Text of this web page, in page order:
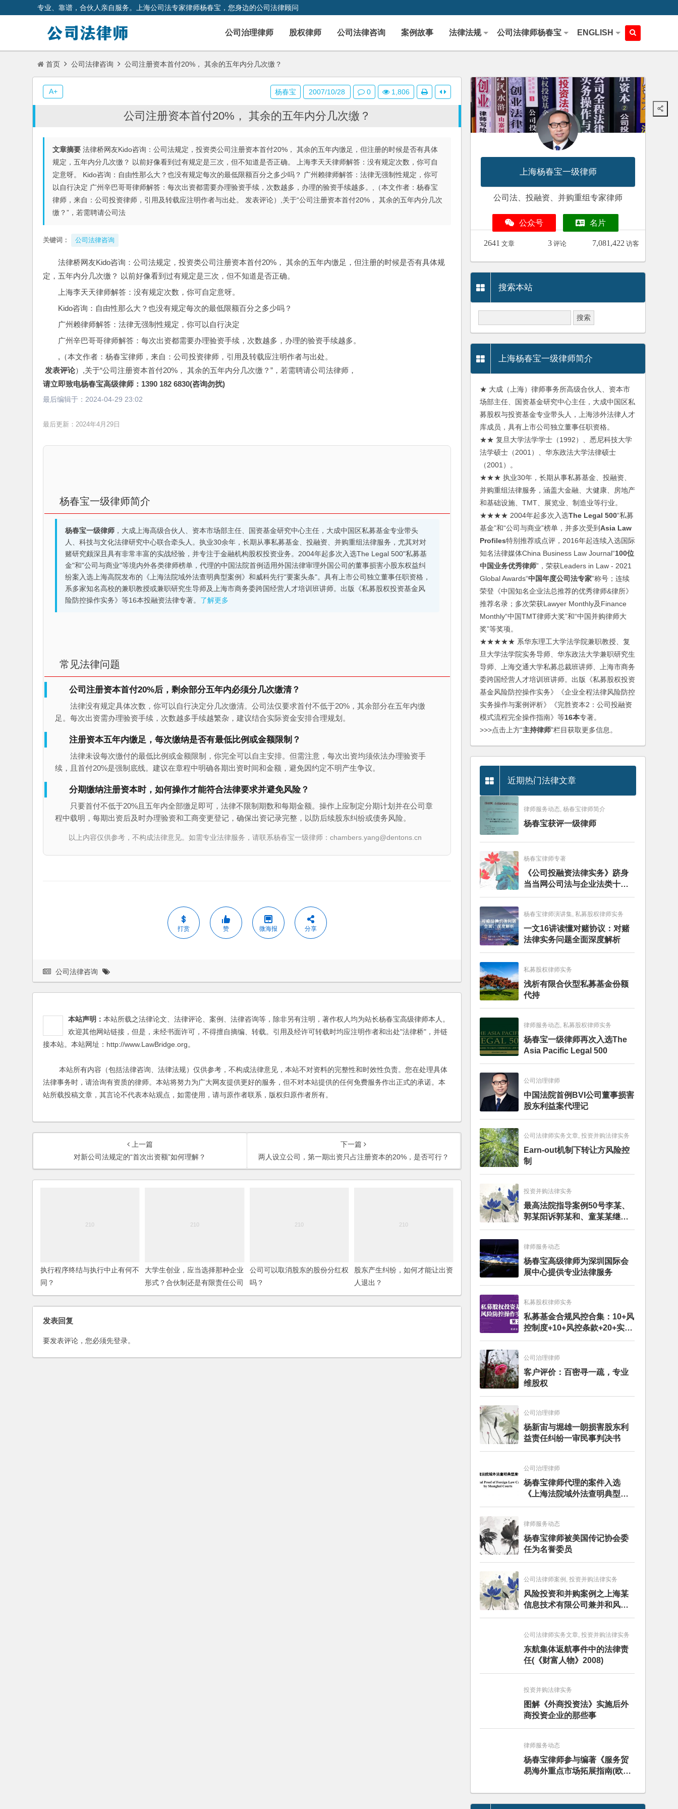
专业、靠谱，合伙人亲自服务。上海公司法专家律师杨春宝，您身边的公司法律顾问
公司治理律师 股权律师 公司法律咨询 案例故事 法律法规 公司法律师杨春宝 ENGLISH
首页 公司法律咨询 公司注册资本首付20%， 其余的五年内分几次缴？
公司注册资本首付20%， 其余的五年内分几次缴？
文章摘要 法律桥网友Kido咨询：公司法规定，投资类公司注册资本首付20%， 其余的五年内缴足，但注册的时候是否有具体
规定，五年内分几次缴？ 以前好像看到过有规定是三次，但不知道是否正确。 上海李天天律师解答：没有规定次数，你可自
定意呀。 Kido咨询：自由性那么大？也没有规定每次的最低限额百分之多少吗？ 广州赖律师解答：法律无强制性规定，你可
以自行决定 广州辛巴哥哥律师解答：每次出资都需要办理验资手续，次数越多，办理的验资手续越多。,（本文作者：杨春宝
律师，来自：公司投资律师，引用及转载应注明作者与出处。 发表评论）,关于“公司注册资本首付20%， 其余的五年内分几次
缴？”，若需聘请公司法
关键词： 公司法律咨询
法律桥网友Kido咨询：公司法规定，投资类公司注册资本首付20%， 其余的五年内缴足，但注册的时候是否有具体规
定，五年内分几次缴？ 以前好像看到过有规定是三次，但不知道是否正确。
上海李天天律师解答：没有规定次数，你可自定意呀。
Kido咨询：自由性那么大？也没有规定每次的最低限额百分之多少吗？
广州赖律师解答：法律无强制性规定，你可以自行决定
广州辛巴哥哥律师解答：每次出资都需要办理验资手续，次数越多，办理的验资手续越多。
,（本文作者：杨春宝律师，来自：公司投资律师，引用及转载应注明作者与出处。
发表评论）,关于“公司注册资本首付20%， 其余的五年内分几次缴？”，若需聘请公司法律师，
请立即致电杨春宝高级律师：1390 182 6830(咨询勿扰)
最后编辑于： 2024-04-29 23:02
最后更新：2024年4月29日
杨春宝一级律师简介
杨春宝一级律师，大成上海高级合伙人、资本市场部主任、国资基金研究中心主任，大成中国区私募基金专业带头
人、科技与文化法律研究中心联合牵头人。执业30余年，长期从事私募基金、投融资、并购重组法律服务，尤其对对
赌研究颇深且具有非常丰富的实战经验，并专注于金融机构股权投资业务。2004年起多次入选The Legal 500"私募基
金"和"公司与商业"等境内外各类律师榜单，代理的中国法院首例适用外国法律审理外国公司的董事损害小股东权益纠
纷案入选上海高院发布的《上海法院域外法查明典型案例》和威科先行"要案头条"。具有上市公司独立董事任职资格，
系多家知名高校的兼职教授或兼职研究生导师及上海市商务委跨国经营人才培训班讲师。出版《私募股权投资基金风
险防控操作实务》等16本投融资法律专著。 了解更多
常见法律问题
公司注册资本首付20%后，剩余部分五年内必须分几次缴清？
法律没有规定具体次数，你可以自行决定分几次缴清。公司法仅要求首付不低于20%，其余部分在五年内缴
足。每次出资需办理验资手续，次数越多手续越繁杂，建议结合实际资金安排合理规划。
注册资本五年内缴足，每次缴纳是否有最低比例或金额限制？
法律未设每次缴付的最低比例或金额限制，你完全可以自主安排。但需注意，每次出资均须依法办理验资手
续，且首付20%是强制底线。建议在章程中明确各期出资时间和金额，避免因约定不明产生争议。
分期缴纳注册资本时，如何操作才能符合法律要求并避免风险？
只要首付不低于20%且五年内全部缴足即可，法律不限制期数和每期金额。操作上应制定分期计划并在公司章
程中载明，每期出资后及时办理验资和工商变更登记，确保出资记录完整，以防后续股东纠纷或债务风险。
以上内容仅供参考，不构成法律意见。如需专业法律服务，请联系杨春宝一级律师：chambers.yang@dentons.cn
打赏 赞 微海报 分享
杨春宝 2007/10/28 0 1,806
A+
公司法律咨询
本站声明： 本站所载之法律论文、法律评论、案例、法律咨询等，除非另有注明，著作权人均为站长杨春宝高级律师本人。
欢迎其他网站链接，但是，未经书面许可，不得擅自摘编、转载。引用及经许可转载时均应注明作者和出处"法律桥"，并链
接本站。本站网址：http://www.LawBridge.org。
本站所有内容（包括法律咨询、法律法规）仅供参考，不构成法律意见，本站不对资料的完整性和时效性负责。您在处理具体
法律事务时，请洽询有资质的律师。本站将努力为广大网友提供更好的服务，但不对本站提供的任何免费服务作出正式的承诺。本
站所载投稿文章，其言论不代表本站观点，如需使用，请与原作者联系，版权归原作者所有。
上一篇
对新公司法规定的“首次出资额”如何理解？
下一篇
两人设立公司，第一期出资只占注册资本的20%，是否可行？
执行程序终结与执行中止有何不
同？
大学生创业，应当选择那种企业
形式？合伙制还是有限责任公司
或是其它？(2006)
公司可以取消股东的股份分红权
吗？
股东产生纠纷，如何才能让出资
人退出？
发表回复
要发表评论，您必须先登录。
上海杨春宝一级律师
公司法、投融资、并购重组专家律师
公众号 名片
2641 文章 3 评论 7,081,422 访客
搜索本站
上海杨春宝一级律师简介
★ 大成（上海）律师事务所高级合伙人、资本市
场部主任、国资基金研究中心主任，大成中国区私
募股权与投资基金专业带头人，上海涉外法律人才
库成员，具有上市公司独立董事任职资格。
★★ 复旦大学法学学士（1992）、悉尼科技大学
法学硕士（2001）、华东政法大学法律硕士
（2001）。
★★★ 执业30年，长期从事私募基金、投融资、
并购重组法律服务，涵盖大金融、大健康、房地产
和基础设施、TMT、展览业、制造业等行业。
★★★★ 2004年起多次入选The Legal 500“私募
基金”和“公司与商业”榜单，并多次受到Asia Law
Profiles特别推荐或点评，2016年起连续入选国际
知名法律媒体China Business Law Journal“100位
中国业务优秀律师”，荣获Leaders in Law - 2021
Global Awards“中国年度公司法专家”称号；连续
荣登《中国知名企业法总推荐的优秀律师&律所》
推荐名录；多次荣获Lawyer Monthly及Finance
Monthly“中国TMT律师大奖”和“中国并购律师大
奖”等奖项。
★★★★★ 系华东理工大学法学院兼职教授、复
旦大学法学院实务导师、华东政法大学兼职研究生
导师、上海交通大学私募总裁班讲师、上海市商务
委跨国经营人才培训班讲师。出版《私募股权投资
基金风险防控操作实务》《企业全程法律风险防控
实务操作与案例评析》《完胜资本2：公司投融资
模式流程完全操作指南》等16本专著。
>>>点击上方“主持律师”栏目获取更多信息。
近期热门法律文章
律师服务动态, 杨春宝律师简介
杨春宝获评一级律师
杨春宝律师专著
《公司投融资法律实务》跻身
当当网公司法与企业法类十大
畅销图书榜
杨春宝律师演讲集, 私募股权律师实务
一文16讲读懂对赌协议：对赌
法律实务问题全面深度解析
私募股权律师实务
浅析有限合伙型私募基金份额
代持
律师服务动态, 私募股权律师实务
杨春宝一级律师再次入选The
Asia Pacific Legal 500
公司治理律师
中国法院首例BVI公司董事损害
股东利益案代理记
公司法律师实务文章, 投资并购法律实务
Earn-out机制下转让方风险控
制
投资并购法律实务
最高法院指导案例50号李某、
郭某阳诉郭某和、童某某继承
纠纷案
律师服务动态
杨春宝高级律师为深圳国际会
展中心提供专业法律服务
私募股权律师实务
私募基金合规风控合集：10+风
控制度+10+风控条款+20+实务
文章+每月动态
公司治理律师
客户评价：百密寻一疏，专业
维股权
公司治理律师
杨新宙与堀雄一朗损害股东利
益责任纠纷一审民事判决书
公司治理律师
杨春宝律师代理的案件入选
《上海法院域外法查明典型案
例》
律师服务动态
杨春宝律师被美国传记协会委
任为名誉委员
公司法律师案例, 投资并购法律实务
风险投资和并购案例之上海某
信息技术有限公司兼并和风险
投资服务
公司法律师实务文章, 投资并购法律实务
东航集体返航事件中的法律责
任(《财富人物》2008)
投资并购法律实务
图解《外商投资法》实施后外
商投资企业的那些事
律师服务动态
杨春宝律师参与编著《服务贸
易海外重点市场拓展指南(欧洲